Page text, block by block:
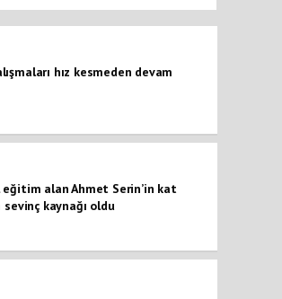
hız kesmeden devam
eğitim alan Ahmet Serin’in kat
kaynağı oldu